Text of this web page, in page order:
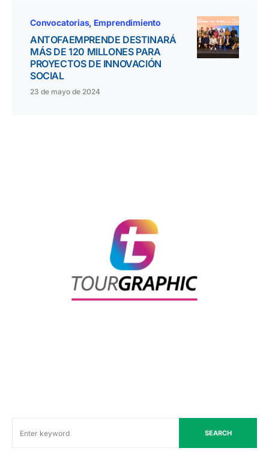
Convocatorias Emprendimiento
ANTOFAEMPRENDE DESTINARÁ
MÁS DE 120 MILLONES PARA
PROYECTOS DE INNOVACIÓN
SOCIAL
23 de mayo de 2024
SEARCH